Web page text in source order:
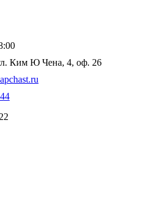
Ким Ю Чена, 4, оф. 26